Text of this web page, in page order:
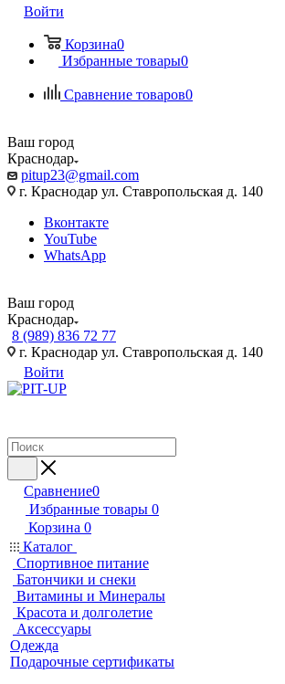
Войти
Корзина0
Избранные товары0
Сравнение товаров0
Ваш город
Краснодар
pitup23@gmail.com
г. Краснодар ул. Ставропольская д. 140
Вконтакте
YouTube
WhatsApp
Ваш город
Краснодар
8 (989) 836 72 77
г. Краснодар ул. Ставропольская д. 140
Войти
Сравнение0
Избранные товары 0
Корзина 0
Каталог
Спортивное питание
Батончики и снеки
Витамины и Минералы
Красота и долголетие
Аксессуары
Одежда
Подарочные сертификаты